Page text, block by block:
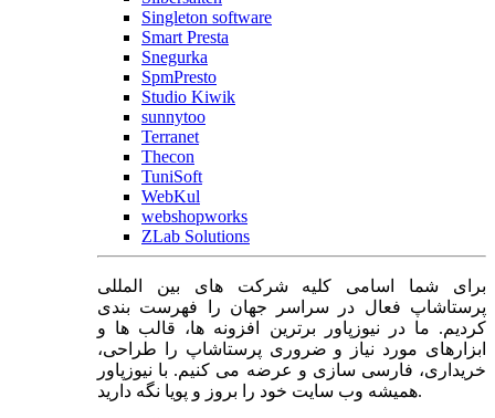
Singleton software
Smart Presta
Snegurka
SpmPresto
Studio Kiwik
sunnytoo
Terranet
Thecon
TuniSoft
WebKul
webshopworks
ZLab Solutions
برای شما اسامی کلیه شرکت های بین المللی
پرستاشاپ فعال در سراسر جهان را فهرست بندی
کردیم. ما در نیوزپاور برترین افزونه ها، قالب ها و
ابزارهای مورد نیاز و ضروری پرستاشاپ را طراحی،
خریداری، فارسی سازی و عرضه می کنیم. با نیوزپاور
همیشه وب سایت خود را بروز و پویا نگه دارید.